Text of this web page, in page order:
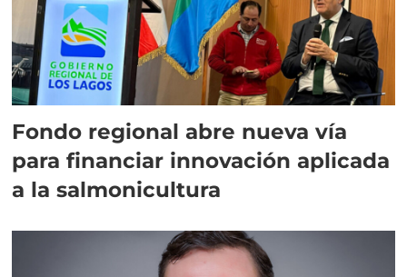
Fondo regional abre nueva vía
para financiar innovación aplicada
a la salmonicultura